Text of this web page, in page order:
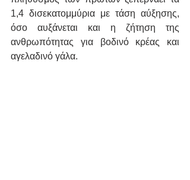
1,4 δισεκατομμύρια με τάση αύξησης,
όσο αυξάνεται και η ζήτηση της
ανθρωπότητας για βοδινό κρέας και
αγελαδινό γάλα.